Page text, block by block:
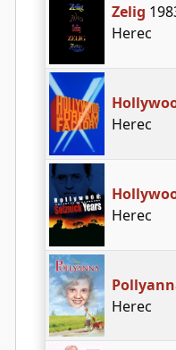
Zelig
Herec
Herec
Herec
Herec